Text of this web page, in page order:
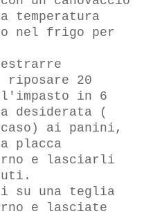
o nel frigo per
20
in 6
desiderata (
ai panini,
placca
e lasciarli
su una teglia
e lasciate